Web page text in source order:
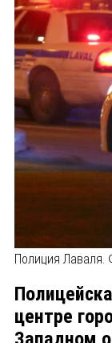
Полиция Лаваля.
центре